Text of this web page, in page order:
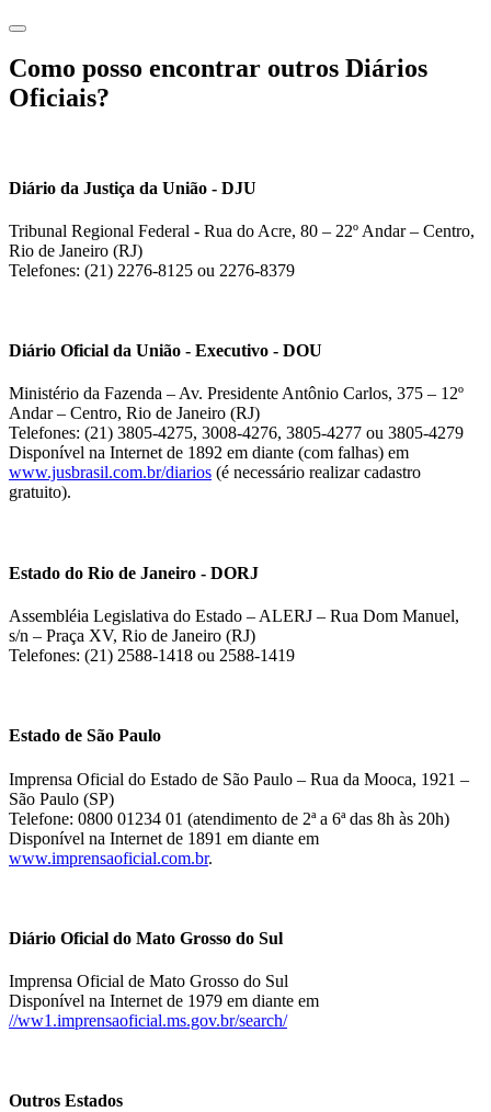
Como posso encontrar outros Diários
Oficiais?
Diário da Justiça da União - DJU
Tribunal Regional Federal - Rua do Acre, 80 – 22º Andar – Centro,
Rio de Janeiro (RJ)
Telefones: (21) 2276-8125 ou 2276-8379
Diário Oficial da União - Executivo - DOU
Ministério da Fazenda – Av. Presidente Antônio Carlos, 375 – 12º
Andar – Centro, Rio de Janeiro (RJ)
Telefones: (21) 3805-4275, 3008-4276, 3805-4277 ou 3805-4279
Disponível na Internet de 1892 em diante (com falhas) em
www.jusbrasil.com.br/diarios (é necessário realizar cadastro
gratuito).
Estado do Rio de Janeiro - DORJ
Assembléia Legislativa do Estado – ALERJ – Rua Dom Manuel,
s/n – Praça XV, Rio de Janeiro (RJ)
Telefones: (21) 2588-1418 ou 2588-1419
Estado de São Paulo
Imprensa Oficial do Estado de São Paulo – Rua da Mooca, 1921 –
São Paulo (SP)
Telefone: 0800 01234 01 (atendimento de 2ª a 6ª das 8h às 20h)
Disponível na Internet de 1891 em diante em
www.imprensaoficial.com.br.
Diário Oficial do Mato Grosso do Sul
Imprensa Oficial de Mato Grosso do Sul
Disponível na Internet de 1979 em diante em
//ww1.imprensaoficial.ms.gov.br/search/
Outros Estados